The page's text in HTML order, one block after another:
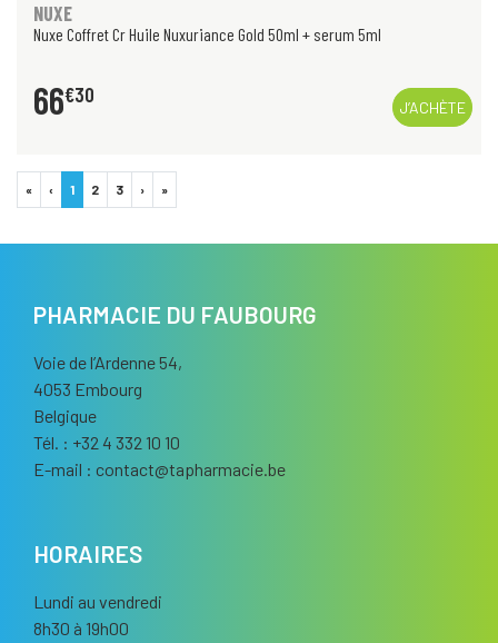
NUXE
Nuxe Coffret Cr Huile Nuxuriance Gold 50ml + serum 5ml
66€30
J’ACHÈTE
« ‹ 1 2 3 › »
PHARMACIE DU FAUBOURG
Voie de l’Ardenne 54,
4053 Embourg
Belgique
Tél. : +32 4 332 10 10
E-mail : contact@tapharmacie.be
HORAIRES
Lundi au vendredi
8h30 à 19h00